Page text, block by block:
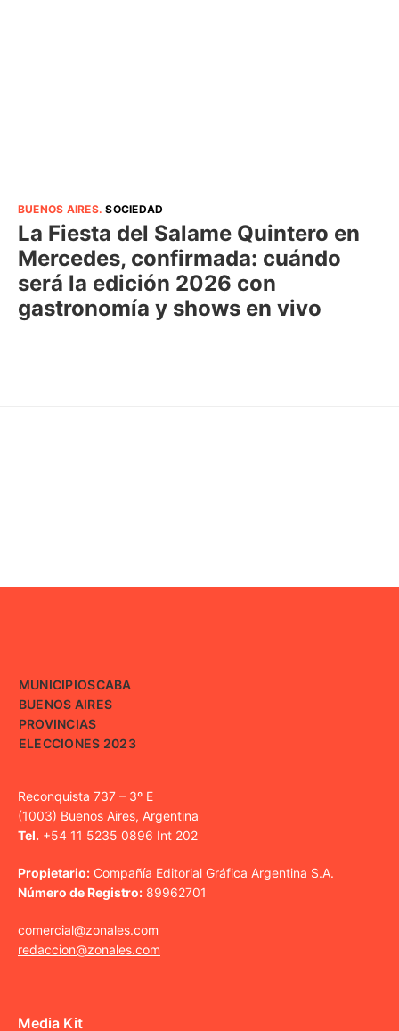
BUENOS AIRES.SOCIEDAD
La Fiesta del Salame Quintero en
Mercedes, confirmada: cuándo
será la edición 2026 con
gastronomía y shows en vivo
MUNICIPIOSCABA
BUENOS AIRES
PROVINCIAS
ELECCIONES 2023
Reconquista 737 – 3º E
(1003) Buenos Aires, Argentina
Tel. +54 11 5235 0896 Int 202
Propietario: Compañía Editorial Gráfica Argentina S.A.
Número de Registro: 89962701
comercial@zonales.com
redaccion@zonales.com
Media Kit